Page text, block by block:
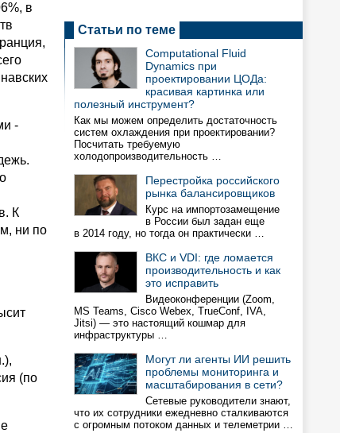
в
-
К
ни по
(по
Статьи по теме
Computational Fluid
Dynamics при
проектировании ЦОДа:
красивая картинка или
полезный инструмент?
Как мы можем определить достаточность
систем охлаждения при проектировании?
Посчитать требуемую
холодопроизводительность …
Перестройка российского
рынка балансировщиков
Курс на импортозамещение
в России был задан еще
в 2014 году, но тогда он практически …
ВКС и VDI: где ломается
производительность и как
это исправить
Видеоконференции (Zoom,
MS Teams, Cisco Webex, TrueConf, IVA,
Jitsi) — это настоящий кошмар для
инфраструктуры …
Могут ли агенты ИИ решить
проблемы мониторинга и
масштабирования в сети?
Сетевые руководители знают,
что их сотрудники ежедневно сталкиваются
с огромным потоком данных и телеметрии …